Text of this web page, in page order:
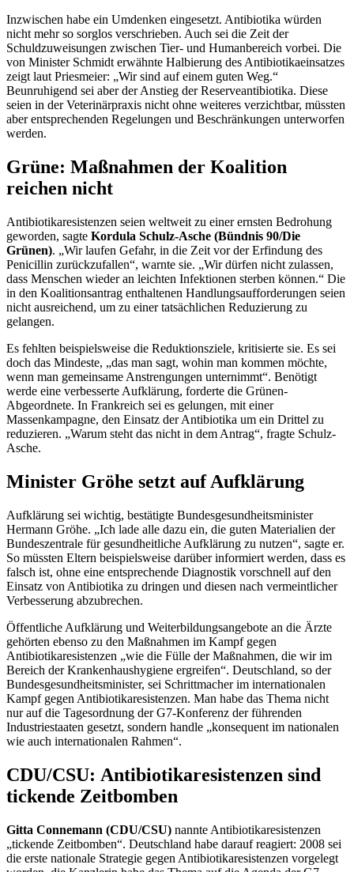
Inzwischen habe ein Umdenken eingesetzt. Antibiotika würden
nicht mehr so sorglos verschrieben. Auch sei die Zeit der
Schuldzuweisungen zwischen Tier- und Humanbereich vorbei. Die
von Minister Schmidt erwähnte Halbierung des Antibiotikaeinsatzes
zeigt laut Priesmeier: „Wir sind auf einem guten Weg.“
Beunruhigend sei aber der Anstieg der Reserveantibiotika. Diese
seien in der Veterinärpraxis nicht ohne weiteres verzichtbar, müssten
aber entsprechenden Regelungen und Beschränkungen unterworfen
werden.
Grüne: Maßnahmen der Koalition
reichen nicht
Antibiotikaresistenzen seien weltweit zu einer ernsten Bedrohung
geworden, sagte Kordula Schulz-Asche (Bündnis 90/Die
Grünen). „Wir laufen Gefahr, in die Zeit vor der Erfindung des
Penicillin zurückzufallen“, warnte sie. „Wir dürfen nicht zulassen,
dass Menschen wieder an leichten Infektionen sterben können.“ Die
in den Koalitionsantrag enthaltenen Handlungsaufforderungen seien
nicht ausreichend, um zu einer tatsächlichen Reduzierung zu
gelangen.
Es fehlten beispielsweise die Reduktionsziele, kritisierte sie. Es sei
doch das Mindeste, „das man sagt, wohin man kommen möchte,
wenn man gemeinsame Anstrengungen unternimmt“. Benötigt
werde eine verbesserte Aufklärung, forderte die Grünen-
Abgeordnete. In Frankreich sei es gelungen, mit einer
Massenkampagne, den Einsatz der Antibiotika um ein Drittel zu
reduzieren. „Warum steht das nicht in dem Antrag“, fragte Schulz-
Asche.
Minister Gröhe setzt auf Aufklärung
Aufklärung sei wichtig, bestätigte Bundesgesundheitsminister
Hermann Gröhe. „Ich lade alle dazu ein, die guten Materialien der
Bundeszentrale für gesundheitliche Aufklärung zu nutzen“, sagte er.
So müssten Eltern beispielsweise darüber informiert werden, dass es
falsch ist, ohne eine entsprechende Diagnostik vorschnell auf den
Einsatz von Antibiotika zu dringen und diesen nach vermeintlicher
Verbesserung abzubrechen.
Öffentliche Aufklärung und Weiterbildungsangebote an die Ärzte
gehörten ebenso zu den Maßnahmen im Kampf gegen
Antibiotikaresistenzen „wie die Fülle der Maßnahmen, die wir im
Bereich der Krankenhaushygiene ergreifen“. Deutschland, so der
Bundesgesundheitsminister, sei Schrittmacher im internationalen
Kampf gegen Antibiotikaresistenzen. Man habe das Thema nicht
nur auf die Tagesordnung der G7-Konferenz der führenden
Industriestaaten gesetzt, sondern handle „konsequent im nationalen
wie auch internationalen Rahmen“.
CDU/CSU: Antibiotikaresistenzen sind
tickende Zeitbomben
Gitta Connemann (CDU/CSU) nannte Antibiotikaresistenzen
„tickende Zeitbomben“. Deutschland habe darauf reagiert: 2008 sei
die erste nationale Strategie gegen Antibiotikaresistenzen vorgelegt